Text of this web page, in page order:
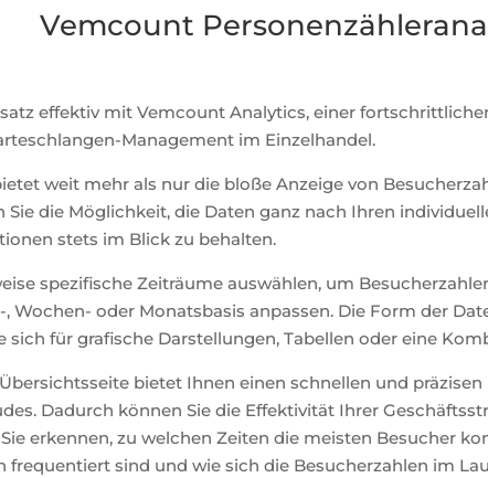
Vemcount
effektiv mit Vemcount Analytics, einer
Management im Einzelhandel.
weit mehr als nur die bloße Anzeige von
Sie die Möglichkeit, die Daten ganz nach Ihren
stets im Blick zu behalten.
spezifische Zeiträume auswählen, um
Wochen- oder Monatsbasis anpassen. Die Form der
sich für grafische Darstellungen, Tabellen oder eine
bietet Ihnen einen schnellen und
Dadurch können Sie die Effektivität Ihrer
erkennen, zu welchen Zeiten die meisten Besucher
frequentiert sind und wie sich die Besucherzahlen im